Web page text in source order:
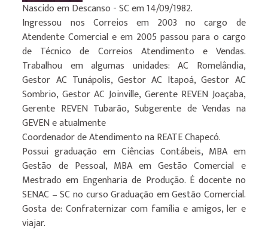
Nascido em Descanso - SC em 14/09/1982.
Ingressou nos Correios em 2003 no cargo de
Atendente Comercial e em 2005 passou para o cargo
de Técnico de Correios Atendimento e Vendas.
Trabalhou em algumas unidades: AC Romelândia,
Gestor AC Tunápolis, Gestor AC Itapoá, Gestor AC
Sombrio, Gestor AC Joinville, Gerente REVEN Joaçaba,
Gerente REVEN Tubarão, Subgerente de Vendas na
GEVEN e atualmente
Coordenador de Atendimento na REATE Chapecó.
Possui graduação em Ciências Contábeis, MBA em
Gestão de Pessoal, MBA em Gestão Comercial e
Mestrado em Engenharia de Produção. É docente no
SENAC – SC no curso Graduação em Gestão Comercial.
Gosta de: Confraternizar com família e amigos, ler e
viajar.